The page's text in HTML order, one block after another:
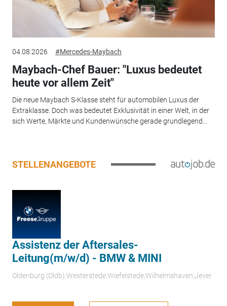
04.08.2026 #Mercedes-Maybach
Maybach-Chef Bauer: "Luxus bedeutet
heute vor allem Zeit"
Die neue Maybach S-Klasse steht für automobilen Luxus der
Extraklasse. Doch was bedeutet Exklusivität in einer Welt, in der
sich Werte, Märkte und Kundenwünsche gerade grundlegend...
STELLENANGEBOTE
Assistenz der Aftersales-
Leitung(m/w/d) - BMW & MINI
Oldenburg (Oldb);Westerstede;Wiefelstede;Wilhelmshaven;Jever